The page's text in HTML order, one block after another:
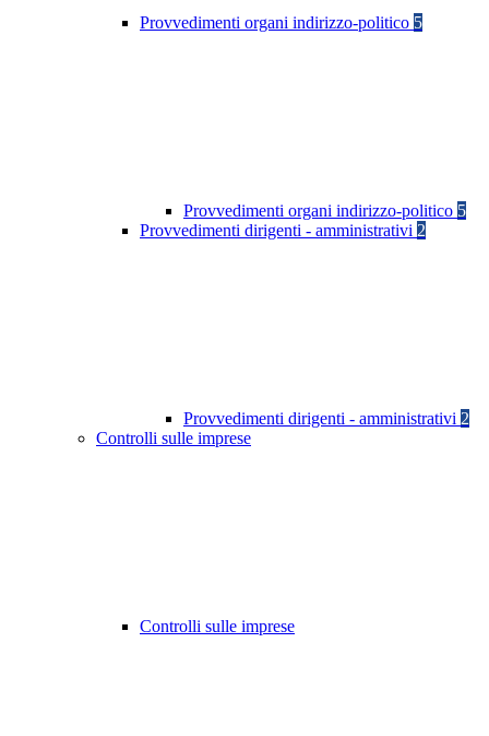
Provvedimenti organi indirizzo-politico 5
Provvedimenti organi indirizzo-politico 5
Provvedimenti dirigenti - amministrativi 2
Provvedimenti dirigenti - amministrativi 2
Controlli sulle imprese
Controlli sulle imprese